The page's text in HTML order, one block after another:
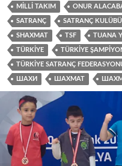
MILLI TAKIM ONUR
SATRANÇ SATRANÇ KULÜBÜ
SHAXMAT TSF TUANA
TÜRKIYE TÜRKIYE
TÜRKIYE SATRANÇ
ШАХИ ШАХМАТ